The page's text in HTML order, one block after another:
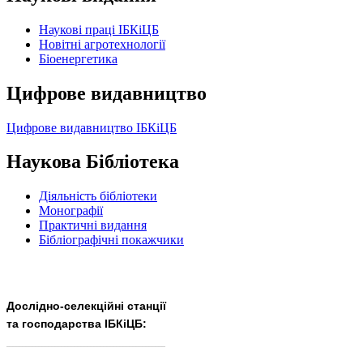
Наукові праці ІБКіЦБ
Новітні агротехнології
Бiоенергетика
Цифрове видавництво
Цифрове видавництво ІБКіЦБ
Наукова Бібліотека
Діяльність бібліотеки
Монографії
Практичні видання
Бібліографічні покажчики
Дослідно-селекційні станції
та господарства ІБКіЦБ: